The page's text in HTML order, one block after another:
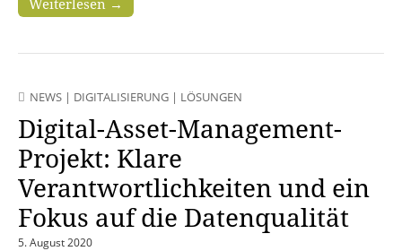
NEWS | DIGITALISIERUNG | LÖSUNGEN
Digital-Asset-Management-
Projekt: Klare
Verantwortlichkeiten und ein
Fokus auf die Datenqualität
5. August 2020